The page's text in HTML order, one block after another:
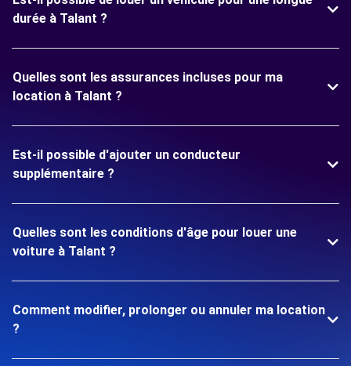
durée à Talant ?
Quelles sont les assurances incluses pour ma
location à Talant ?
Est-il possible d'ajouter un conducteur
supplémentaire ?
Quelles sont les conditions d'âge pour louer une
voiture à Talant ?
Comment modifier, prolonger ou annuler ma location
?